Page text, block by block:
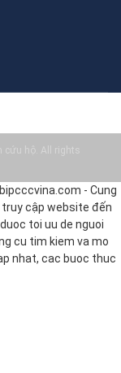
cứu hộ. All rights
- Cung
cập website đến
toi uu de nguoi
cu tim kiem va mo
nhat, cac buoc thuc